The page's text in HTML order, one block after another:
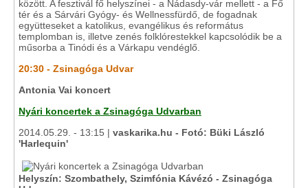
között. A fesztivál fő helyszínei - a Nádasdy-vár mellett - a Fő
tér és a Sárvári Gyógy- és Wellnessfürdő, de fogadnak
együtteseket a katolikus, evangélikus és református
templomban is, illetve zenés folklórestekkel kapcsolódik be a
műsorba a Tinódi és a Várkapu vendéglő.
20:30 - Zsinagóga Udvar
Antonia Vai koncert
Nyári koncertek a Zsinagóga Udvarban
2014.05.29. - 13:15 | vaskarika.hu - Fotó: Büki László
'Harlequin'
Helyszín: Szombathely, Szimfónia Kávézó - Zsinagóga